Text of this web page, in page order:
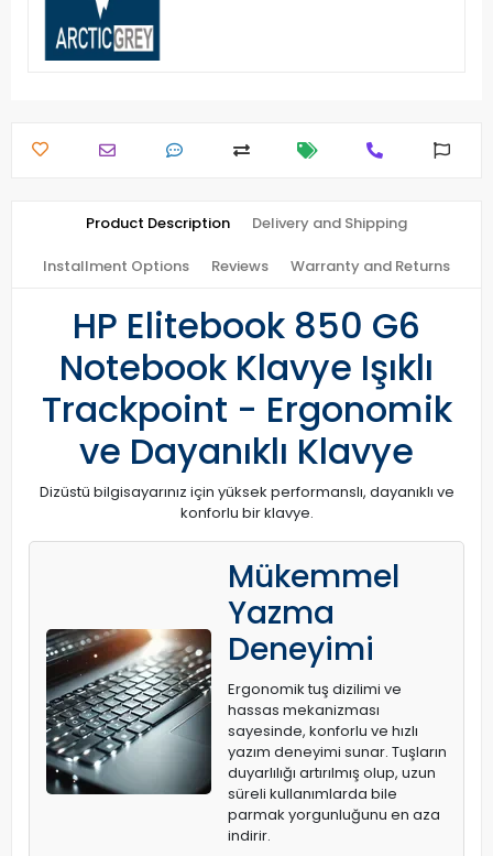
Product Description Delivery and Shipping
Installment Options Reviews Warranty and Returns
HP Elitebook 850 G6
Notebook Klavye Işıklı
Trackpoint - Ergonomik
ve Dayanıklı Klavye
Dizüstü bilgisayarınız için yüksek performanslı, dayanıklı ve
konforlu bir klavye.
Mükemmel
Yazma
Deneyimi
Ergonomik tuş dizilimi ve
hassas mekanizması
sayesinde, konforlu ve hızlı
yazım deneyimi sunar. Tuşların
duyarlılığı artırılmış olup, uzun
süreli kullanımlarda bile
parmak yorgunluğunu en aza
indirir.